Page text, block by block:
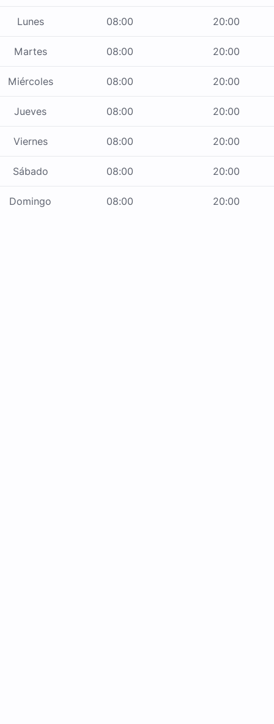
Lunes 08:00 20:00
Martes 08:00 20:00
Miércoles 08:00 20:00
Jueves 08:00 20:00
Viernes 08:00 20:00
Sábado 08:00 20:00
Domingo 08:00 20:00